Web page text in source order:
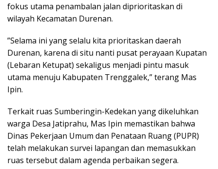
fokus utama penambalan jalan diprioritaskan di
wilayah Kecamatan Durenan.
​”Selama ini yang selalu kita prioritaskan daerah
Durenan, karena di situ nanti pusat perayaan Kupatan
(Lebaran Ketupat) sekaligus menjadi pintu masuk
utama menuju Kabupaten Trenggalek,” terang Mas
Ipin.
​Terkait ruas Sumberingin-Kedekan yang dikeluhkan
warga Desa Jatiprahu, Mas Ipin memastikan bahwa
Dinas Pekerjaan Umum dan Penataan Ruang (PUPR)
telah melakukan survei lapangan dan memasukkan
ruas tersebut dalam agenda perbaikan segera.